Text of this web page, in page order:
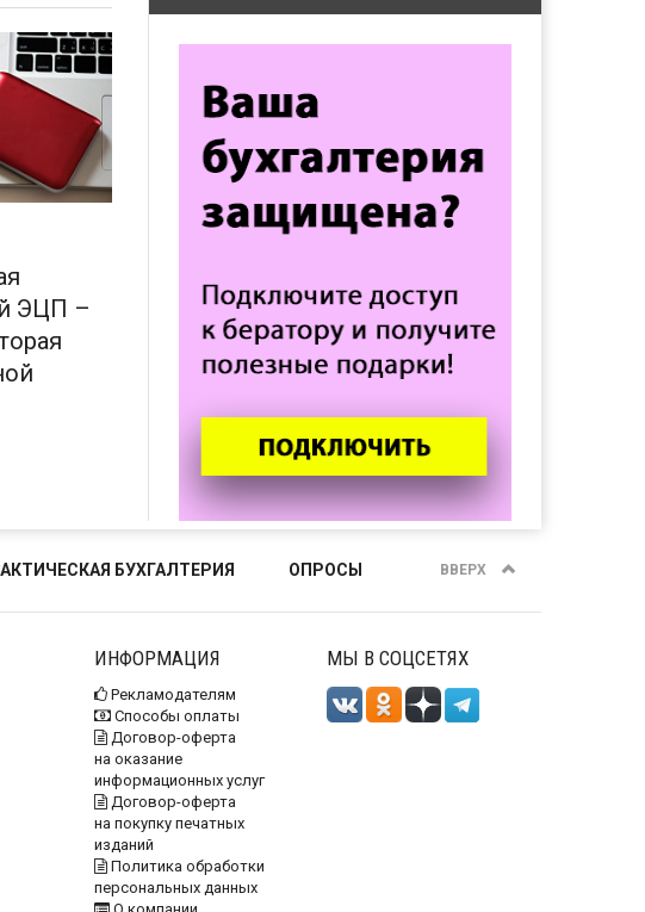
ЭЦП –
БУХГАЛТЕРИЯ ОПРОСЫ ВВЕРХ
ИНФОРМАЦИЯ
Рекламодателям
Способы оплаты
Договор-оферта
на оказание
информационных услуг
Договор-оферта
на покупку печатных
изданий
Политика обработки
персональных данных
МЫ В СОЦСЕТЯХ